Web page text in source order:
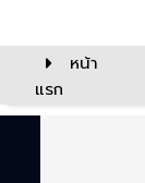
หน้า
แรก